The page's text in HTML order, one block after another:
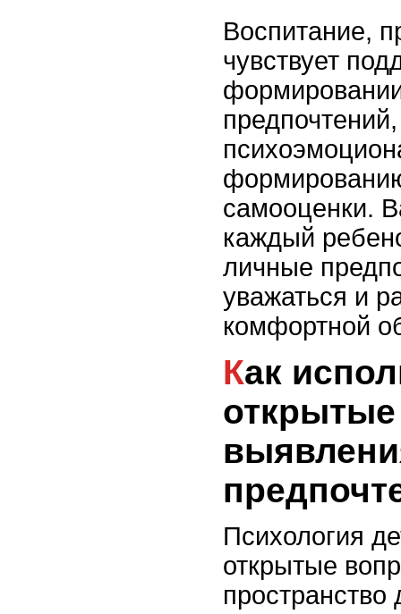
Воспитание,
чувствует
самооценки.
каждый
личные
уважаться и
комфортной
Как использовать
Психология
открытые